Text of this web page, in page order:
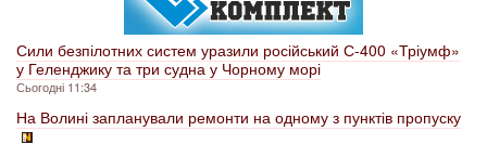
Сили безпілотних систем уразили російський С-400 «Тріумф»
у Геленджику та три судна у Чорному морі
Сьогодні 11:34
На Волині запланували ремонти на одному з пунктів пропуску